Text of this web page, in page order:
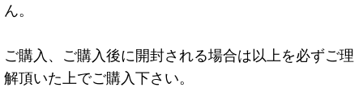
ん。
ご購入、ご購入後に開封される場合は以上を必ずご理
解頂いた上でご購入下さい。